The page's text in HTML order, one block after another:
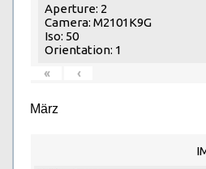
Aperture: 2
Camera: M2101K9G
Iso: 50
Orientation: 1
«
‹
März